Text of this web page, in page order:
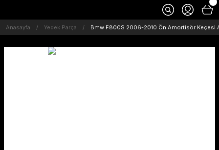
Anasayfa Yedek Parça Bmw F800S 2006-2010 Ön Amortisör Keçesi